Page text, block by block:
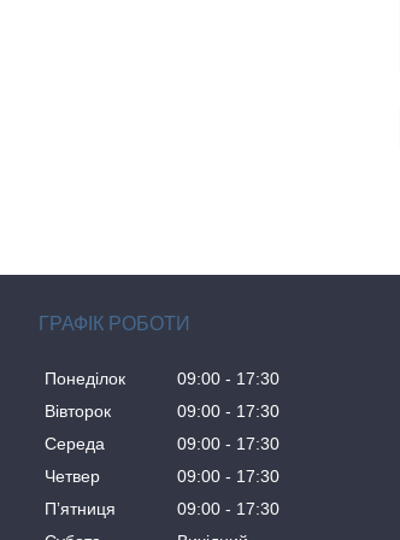
ГРАФІК РОБОТИ
Понеділок 09:00
17:30
Вівторок
09:00
17:30
Середа
09:00
17:30
Четвер
09:00
17:30
Пʼятниця
09:00
17:30